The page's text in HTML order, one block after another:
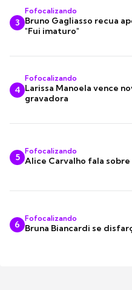
3
Fofocalizando
Bruno Gagliasso recua
"Fui imaturo"
4
Fofocalizando
Larissa Manoela vence
gravadora
5
Fofocalizando
Alice Carvalho fala
6
Fofocalizando
Bruna Biancardi se